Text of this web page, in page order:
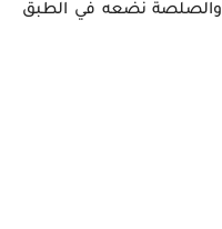
والصلصة نضعه في الطبق